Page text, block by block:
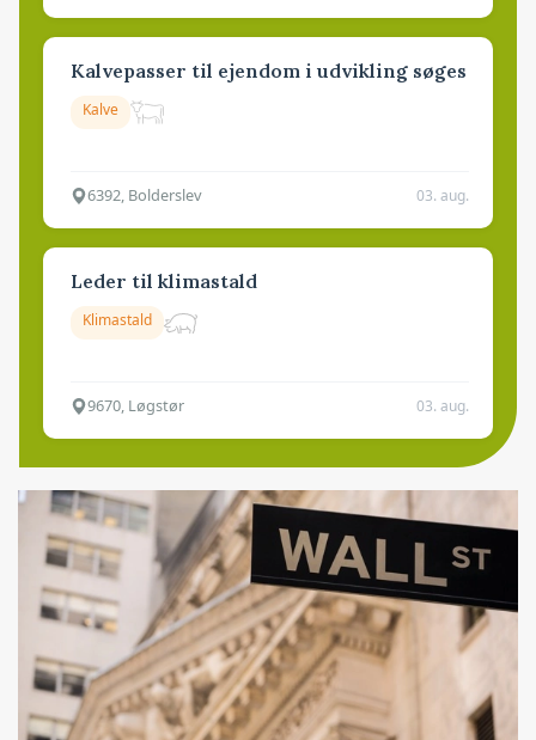
Kalvepasser til ejendom i udvikling søges
Kalve
6392, Bolderslev 03. aug.
Leder til klimastald
Klimastald
9670, Løgstør 03. aug.